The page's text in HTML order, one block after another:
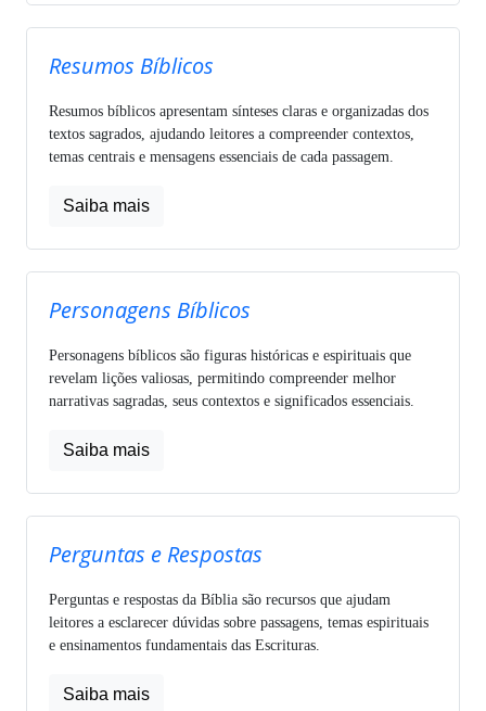
Resumos Bíblicos
Resumos bíblicos apresentam sínteses claras e organizadas dos
textos sagrados, ajudando leitores a compreender contextos,
temas centrais e mensagens essenciais de cada passagem.
Saiba mais
Personagens Bíblicos
Personagens bíblicos são figuras históricas e espirituais que
revelam lições valiosas, permitindo compreender melhor
narrativas sagradas, seus contextos e significados essenciais.
Saiba mais
Perguntas e Respostas
Perguntas e respostas da Bíblia são recursos que ajudam
leitores a esclarecer dúvidas sobre passagens, temas espirituais
e ensinamentos fundamentais das Escrituras.
Saiba mais